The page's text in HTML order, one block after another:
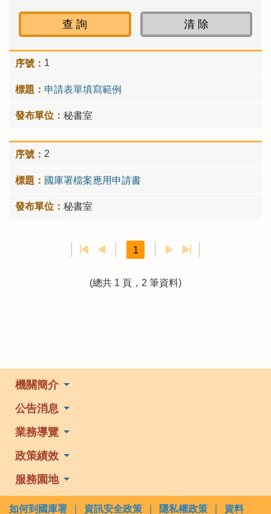
1
申請表單填寫範例
秘書室
2
國庫署檔案應用申請書
秘書室
1
(總共 1 頁，2 筆資料)
機關簡介
公告消息
業務導覽
政策績效
服務園地
如何到國庫署 資訊安全政策 隱私權政策 資料